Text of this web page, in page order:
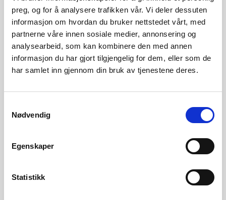
preg, og for å analysere trafikken vår. Vi deler dessuten
informasjon om hvordan du bruker nettstedet vårt, med
partnerne våre innen sosiale medier, annonsering og
analysearbeid, som kan kombinere den med annen
informasjon du har gjort tilgjengelig for dem, eller som de
har samlet inn gjennom din bruk av tjenestene deres.
Nødvendig
Egenskaper
Statistikk
Les mer omproduktdatabasen EPREL på NVEs sider.
Kontaktinformasjon
Ingvill Sjøvold Nilsen, isni@nve.no
Energimerkedirektivet